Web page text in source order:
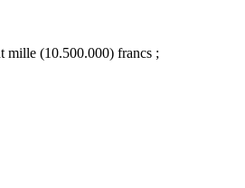
mille (10.500.000) francs ;